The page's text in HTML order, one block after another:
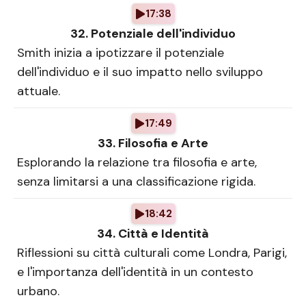
17:38
32. Potenziale dell'individuo
Smith inizia a ipotizzare il potenziale
dell'individuo e il suo impatto nello sviluppo
attuale.
17:49
33. Filosofia e Arte
Esplorando la relazione tra filosofia e arte,
senza limitarsi a una classificazione rigida.
18:42
34. Città e Identità
Riflessioni su città culturali come Londra, Parigi,
e l'importanza dell'identità in un contesto
urbano.